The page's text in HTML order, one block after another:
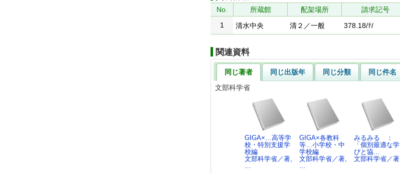
No. 所蔵館 配架場所 請求記号
1
清水中央 清２／一般 378.18/ﾃ/
関連資料
同じ著者 同じ出版年 同じ分類
同じ件名
文部科学省
GIGA×…高等学
校・特別支援学
校編
文部科学省／著,
…
GIGA×各教科
等…小学校・中
学校編
文部科学省／著,
…
みるみる ：
「個別最適な学
びと協…
文部科学省／著